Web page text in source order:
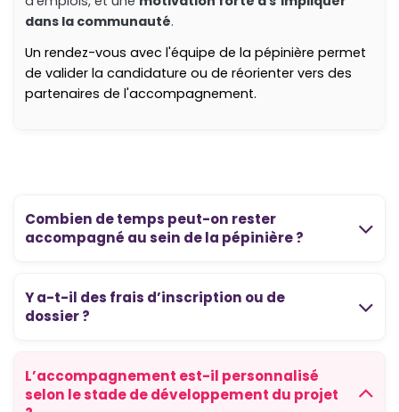
dans la communauté.
Un rendez-vous avec l'équipe de la pépinière permet
de valider la candidature ou de réorienter vers des
partenaires de l'accompagnement.
Combien de temps peut-on rester
Y a-t-il des frais d’inscription ou de
L’accompagnement est-il personnalisé
selon le stade de développement du projet